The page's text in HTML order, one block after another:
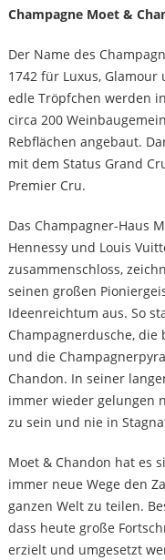
Champagne Moet &
Der Name des
1742 für Luxus,
edle Tröpfchen werden
circa 200
Rebflächen angebaut.
mit dem Status Grand
Premier Cru.
Das Champagner-Haus
Hennessy und Louis
zusammenschloss,
seinen großen
Ideenreichtum aus. So
Champagnerdusche,
und die
Chandon. In seiner
immer wieder gelungen
zu sein und nie in
Moet & Chandon hat es
immer neue Wege den
ganzen Welt zu teilen.
dass heute große
erzielt und umgesetzt